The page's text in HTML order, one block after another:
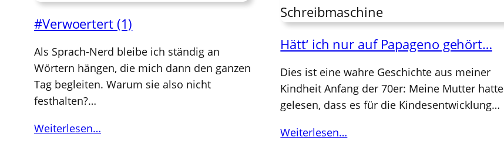
#Verwoertert (1)
Als Sprach-Nerd bleibe ich ständig an
Wörtern hängen, die mich dann den ganzen
Tag begleiten. Warum sie also nicht
festhalten?…
Weiterlesen…
Hätt‘ ich nur auf Papageno gehört…
Dies ist eine wahre Geschichte aus meiner
Kindheit Anfang der 70er: Meine Mutter hatte
gelesen, dass es für die Kindesentwicklung…
Weiterlesen…